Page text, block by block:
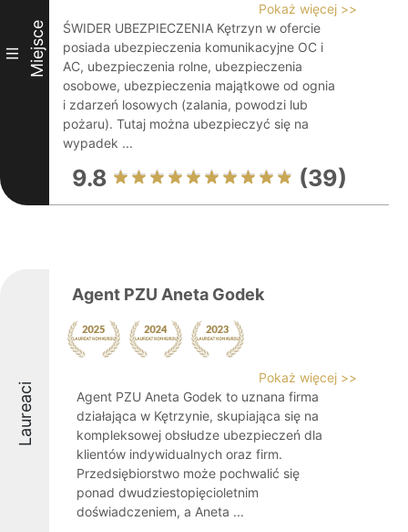
III Miejsce
Pokaż więcej >>
ŚWIDER UBEZPIECZENIA Kętrzyn w ofercie
posiada ubezpieczenia komunikacyjne OC i
AC, ubezpieczenia rolne, ubezpieczenia
osobowe, ubezpieczenia majątkowe od ognia
i zdarzeń losowych (zalania, powodzi lub
pożaru). Tutaj można ubezpieczyć się na
wypadek ...
9.8 (39)
Laureaci
Agent PZU Aneta Godek
Pokaż więcej >>
Agent PZU Aneta Godek to uznana firma
działająca w Kętrzynie, skupiająca się na
kompleksowej obsłudze ubezpieczeń dla
klientów indywidualnych oraz firm.
Przedsiębiorstwo może pochwalić się
ponad dwudziestopięcioletnim
doświadczeniem, a Aneta ...